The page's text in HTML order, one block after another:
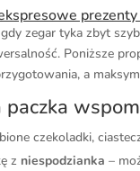
zegar tyka zbyt
Poniższe
a
paczka
czekoladki,
z niespodzianka –